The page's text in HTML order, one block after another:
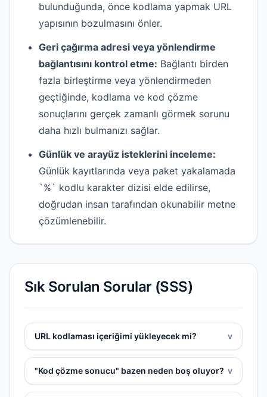
bulunduğunda, önce kodlama yapmak URL
yapısının bozulmasını önler.
Geri çağırma adresi veya yönlendirme
bağlantısını kontrol etme: Bağlantı birden
fazla birleştirme veya yönlendirmeden
geçtiğinde, kodlama ve kod çözme
sonuçlarını gerçek zamanlı görmek sorunu
daha hızlı bulmanızı sağlar.
Günlük ve arayüz isteklerini inceleme:
Günlük kayıtlarında veya paket yakalamada
`%` kodlu karakter dizisi elde edilirse,
doğrudan insan tarafından okunabilir metne
çözümlenebilir.
Sık Sorulan Sorular (SSS)
URL kodlaması içeriğimi yükleyecek mi? v
"Kod çözme sonucu" bazen neden boş oluyor? v